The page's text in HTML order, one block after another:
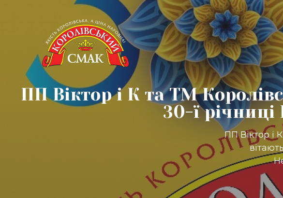
ПП Віктор і К та ТМ
30-ї річниці
ПП Віктор і